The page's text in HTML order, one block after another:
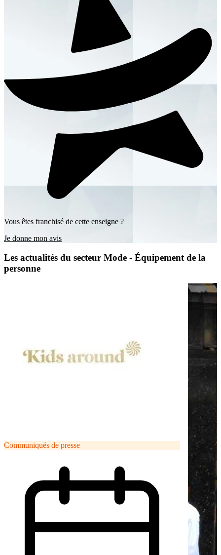
Vous êtes franchisé de cette enseigne ?
Je donne mon avis
Les actualités du secteur Mode - Équipement de la
personne
Communiqués de presse